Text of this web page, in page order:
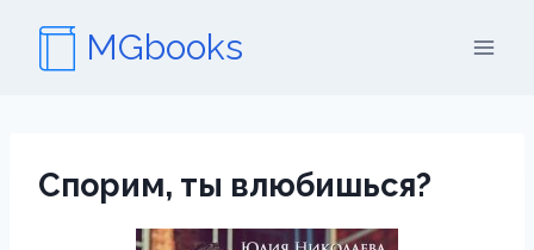
содержимому
MGbooks
Спорим, ты влюбишься?